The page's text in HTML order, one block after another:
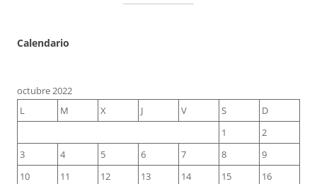
Calendario
octubre 2022
L
M X J V S
D
1
2
3
4 5 6 7 8
9
10
11 12 13 14 15
16